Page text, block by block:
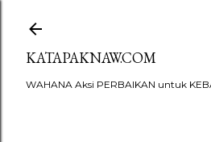
KATAPAKNAW.COM
WAHANA Aksi PERBAIKAN untuk